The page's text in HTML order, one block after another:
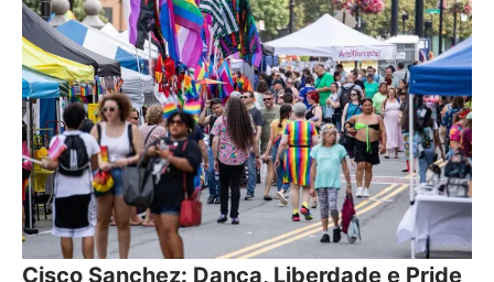
Cisco Sanchez: Dança, Liberdade e Pride